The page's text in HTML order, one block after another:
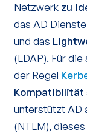
Netzwerk zu
das AD
und das
(LDAP). Für die
der Regel
Kompatibilität
unterstützt AD
(NTLM),